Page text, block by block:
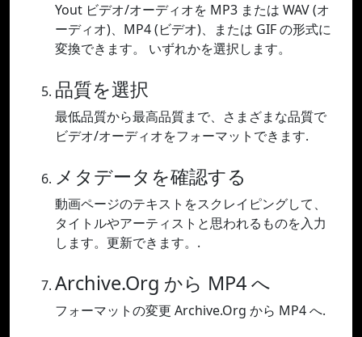
Yout ビデオ/オーディオを MP3 または WAV (オ
ーディオ)、MP4 (ビデオ)、または GIF の形式に
変換できます。 いずれかを選択します。
品質を選択
最低品質から最高品質まで、さまざまな品質で
ビデオ/オーディオをフォーマットできます.
メタデータを確認する
動画ページのテキストをスクレイピングして、
タイトルやアーティストと思われるものを入力
します。更新できます。.
Archive.Org から MP4 へ
フォーマットの変更 Archive.Org から MP4 へ.